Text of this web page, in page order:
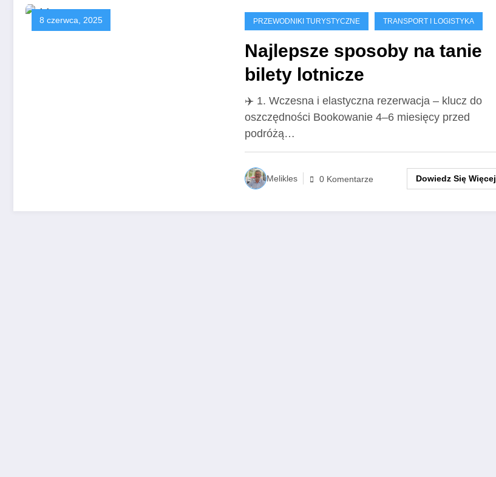
8 czerwca, 2025 PRZEWODNIKI TURYSTYCZNE TRANSPORT I LOGISTYKA
Najlepsze sposoby na tanie
bilety lotnicze
✈️ 1. Wczesna i elastyczna rezerwacja – klucz do
oszczędności Bookowanie 4–6 miesięcy przed
podróżą…
Melikles 0 Komentarze Dowiedz Się Więcej